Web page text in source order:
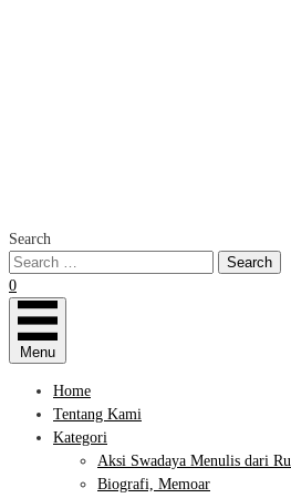
Search
0
Menu
Home
Tentang Kami
Kategori
Aksi Swadaya Menulis dari
Biografi, Memoar